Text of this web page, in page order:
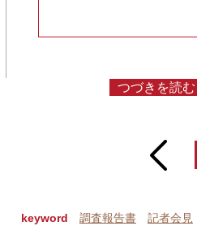
つづきを読む
prev
keyword 調査報告書 記者会見